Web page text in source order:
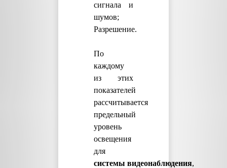
сигнала и
шумов;
Разрешение.
По
каждому
из этих
показателей
рассчитывается
предельный
уровень
освещения
для
системы видеонаблюдения,